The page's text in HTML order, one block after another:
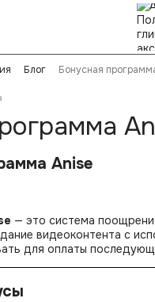
Блог Бонусная
Anise
— это система
видеоконтента с
для оплаты